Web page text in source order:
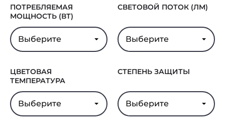
ПОТРЕБЛЯЕМАЯ
МОЩНОСТЬ (ВТ)
Выберите
СВЕТОВОЙ ПОТОК (ЛМ)
Выберите
ЦВЕТОВАЯ
ТЕМПЕРАТУРА
Выберите
СТЕПЕНЬ ЗАЩИТЫ
Выберите